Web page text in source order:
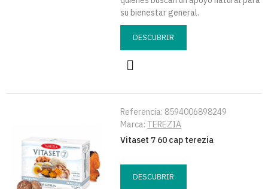
su bienestar general.
DESCUBRIR
Referencia: 8594006898249
Marca: TEREZIA
Vitaset 7 60 cap terezia
DESCUBRIR